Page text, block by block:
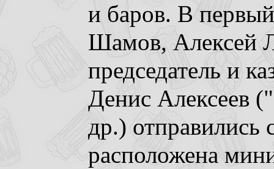
и баров. В
Шамов, Алексей
председатель и
Денис
др.) отправились
расположена